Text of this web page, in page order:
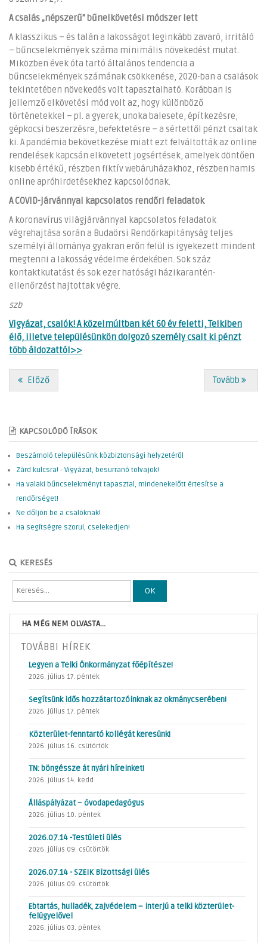
A csalás „népszerű” bűnelkövetési módszer lett
A klasszikus – és talán a lakosságot leginkább zavaró, irritáló
– bűncselekmények száma minimális növekedést mutat.
Miközben évek óta tartó általános tendencia a
bűncselekmények számának csökkenése, 2020-ban a csalások
tekintetében növekedés volt tapasztalható. Korábban is
jellemző elkövetési mód volt az, hogy különböző
történetekkel – pl. a gyerek, unoka balesete, építkezésre,
gépkocsi beszerzésre, befektetésre – a sértettől pénzt csaltak
ki. A pandémia bekövetkezése miatt ezt felváltották az online
rendelések kapcsán elkövetett jogsértések, amelyek döntően
kisebb értékű, részben fiktív webáruházakhoz, részben hamis
online apróhirdetésekhez kapcsolódnak.
A COVID-járvánnyal kapcsolatos rendőri feladatok
A koronavírus világjárvánnyal kapcsolatos feladatok
végrehajtása során a Budaörsi Rendőrkapitányság teljes
személyi állománya gyakran erőn felül is igyekezett mindent
megtenni a lakosság védelme érdekében. Sok száz
kontaktkutatást és sok ezer hatósági házikarantén-
ellenőrzést hajtottak végre.
szb
Vigyázat, csalók! A közelmúltban két 60 év feletti, Telkiben
élő, illetve településünkön dolgozó személy csalt ki pénzt
több áldozattól>>
Előző Tovább
KAPCSOLÓDÓ ÍRÁSOK
Beszámoló településünk közbiztonsági helyzetéről
Zárd kulcsra! - Vigyázat, besurranó tolvajok!
Ha valaki bűncselekményt tapasztal, mindenekelőtt értesítse a
rendőrséget!
Ne dőljön be a csalóknak!
Ha segítségre szorul, cselekedjen!
KERESÉS
OK
HA MÉG NEM OLVASTA...
TOVÁBBI HÍREK
Legyen a Telki Önkormányzat főépítésze!
2026. július 17. péntek
Segítsünk idős hozzátartozóinknak az okmánycserében!
2026. július 17. péntek
Közterület-fenntartó kollégát keresünk!
2026. július 16. csütörtök
TN: böngéssze át nyári híreinket!
2026. július 14. kedd
Álláspályázat – óvodapedagógus
2026. július 10. péntek
2026.07.14 -Testületi ülés
2026. július 09. csütörtök
2026.07.14 - SZEIK Bizottsági ülés
2026. július 09. csütörtök
Ebtartás, hulladék, zajvédelem – interjú a telki közterület-
felügyelővel
2026. július 03. péntek